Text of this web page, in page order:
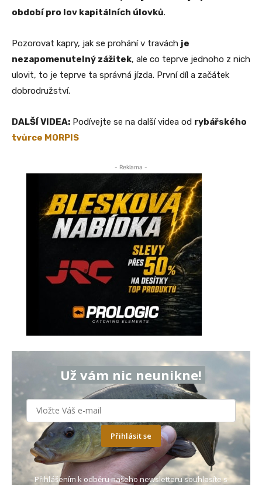
období pro lov kapitálních úlovků.
Pozorovat kapry, jak se prohání v travách je
nezapomenutelný zážitek, ale co teprve jednoho z nich
ulovit, to je teprve ta správná jízda. První díl a začátek
dobrodružství.
DALŠÍ VIDEA: Podívejte se na další videa od rybářského
tvůrce MORPIS
- Reklama -
Už vám nic neunikne!
Přihlásit se
Přihlášením k odběru našeho newsletteru souhlasíte s